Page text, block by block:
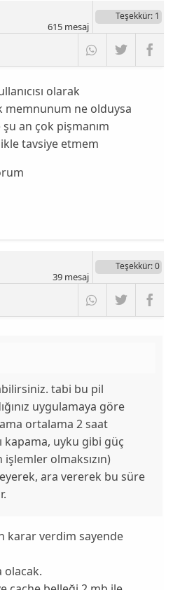
Teşekkür: 1
615mesaj
olarak
memnunum ne olduysa
an çok pişmanım
tavsiye etmem
Teşekkür: 0
39mesaj
tabi bu pil
uygulamaya göre
ortalama 2 saat
kapama, uyku gibi güç
olmaksızın)
ara vererek bu süre
karar verdim sayende
olacak.